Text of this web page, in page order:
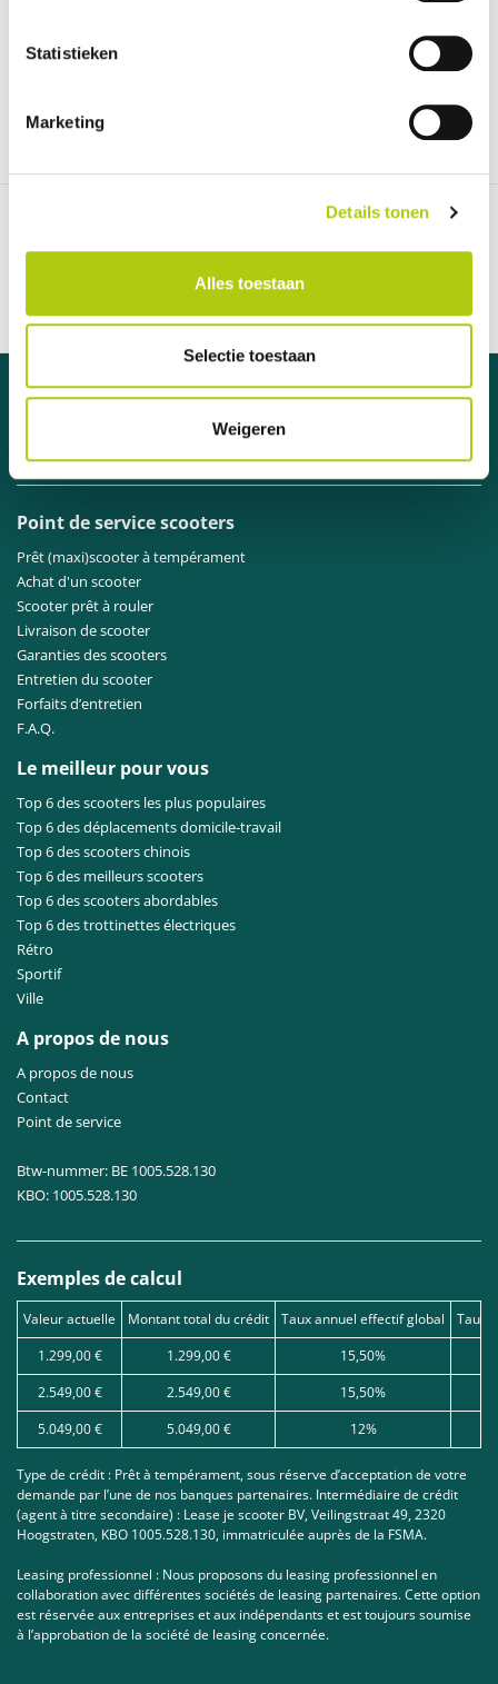
Statistieken
Marketing
Details tonen
Alles toestaan
Selectie toestaan
Weigeren
Pour cargobike classic box n'ont pas d'avis
97 % des clients nous recommandent
Communication claire et ouverte
Livraison en 1 semaine
Distributeur officiel des marques A
Besoin d'aide ?
notre service clientèle.
Point de service scooters
Prêt (maxi)scooter à tempérament
Achat d'un scooter
Scooter prêt à rouler
Livraison de scooter
Garanties des scooters
Entretien du scooter
Forfaits d’entretien
F.A.Q.
Le meilleur pour vous
Top 6 des scooters les plus populaires
Top 6 des déplacements domicile-travail
Top 6 des scooters chinois
Top 6 des meilleurs scooters
Top 6 des scooters abordables
Top 6 des trottinettes électriques
Rétro
Sportif
Ville
A propos de nous
A propos de nous
Contact
Point de service
Btw-nummer: BE 1005.528.130
KBO: 1005.528.130
Exemples de calcul
Valeur actuelle Montant total du crédit Taux annuel effectif global
Taux
1.299,00 €
1.299,00 €
15,50%
2.549,00 €
2.549,00 €
15,50%
5.049,00 €
5.049,00 € 12%
Type de crédit : Prêt à tempérament, sous réserve d’acceptation de votre
demande par l’une de nos banques partenaires. Intermédiaire de crédit
(agent à titre secondaire) : Lease je scooter BV, Veilingstraat 49, 2320
Hoogstraten, KBO 1005.528.130, immatriculée auprès de la FSMA.
Leasing professionnel : Nous proposons du leasing professionnel en
collaboration avec différentes sociétés de leasing partenaires. Cette option
est réservée aux entreprises et aux indépendants et est toujours soumise
à l’approbation de la société de leasing concernée.